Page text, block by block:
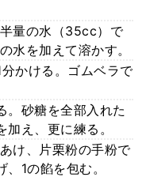
量の水（35cc）で
水を加えて溶かす。
かける。ゴムベラで
。砂糖を全部入れた
え、更に練る。
け、片栗粉の手粉で
1の餡を包む。